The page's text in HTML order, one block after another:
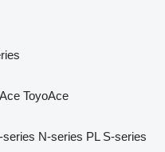
ToyoAce
series N-series PL S-series